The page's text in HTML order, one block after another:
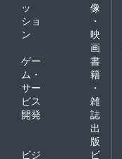
ッ
ショ
ン
像
・
映
画
ゲー
ム・
サー
ビス
開発
書
籍
・
雑
誌
出
版
ビジ
ビ